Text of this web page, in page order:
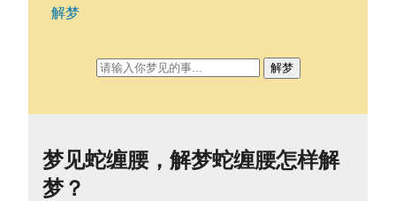
梦见蛇缠腰，解梦蛇缠腰怎样解
梦？
解梦
解梦